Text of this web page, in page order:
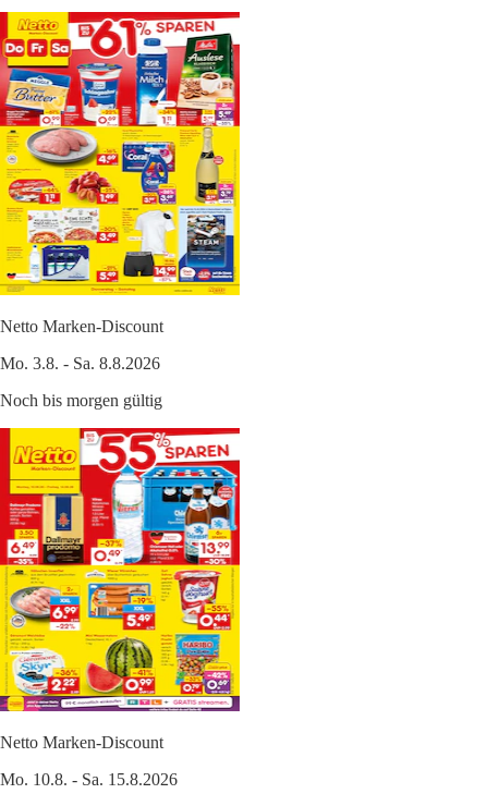
Netto Marken-Discount
Mo. 3.8. - Sa. 8.8.2026
Noch bis morgen gültig
Netto Marken-Discount
Mo. 10.8. - Sa. 15.8.2026